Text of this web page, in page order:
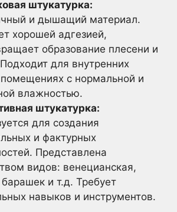
штукатурка:
и дышащий материал.
хорошей адгезией,
образование плесени и
для внутренних
помещениях с нормальной и
влажностью.
штукатурка:
для создания
и фактурных
Представлена
видов: венецианская,
и т.д. Требует
навыков и инструментов.